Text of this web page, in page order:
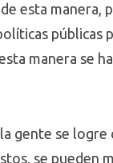
esta manera,
públicas
manera se
gente se logre
se pueden